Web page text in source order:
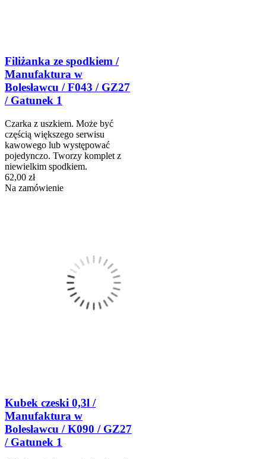
Filiżanka ze spodkiem /
Manufaktura w
Bolesławcu / F043 / GZ27
/ Gatunek 1
Czarka z uszkiem. Może być
częścią większego serwisu
kawowego lub występować
pojedynczo. Tworzy komplet z
niewielkim spodkiem.
62,00 zł
Na zamówienie
Kubek czeski 0,3l /
Manufaktura w
Bolesławcu / K090 / GZ27
/ Gatunek 1